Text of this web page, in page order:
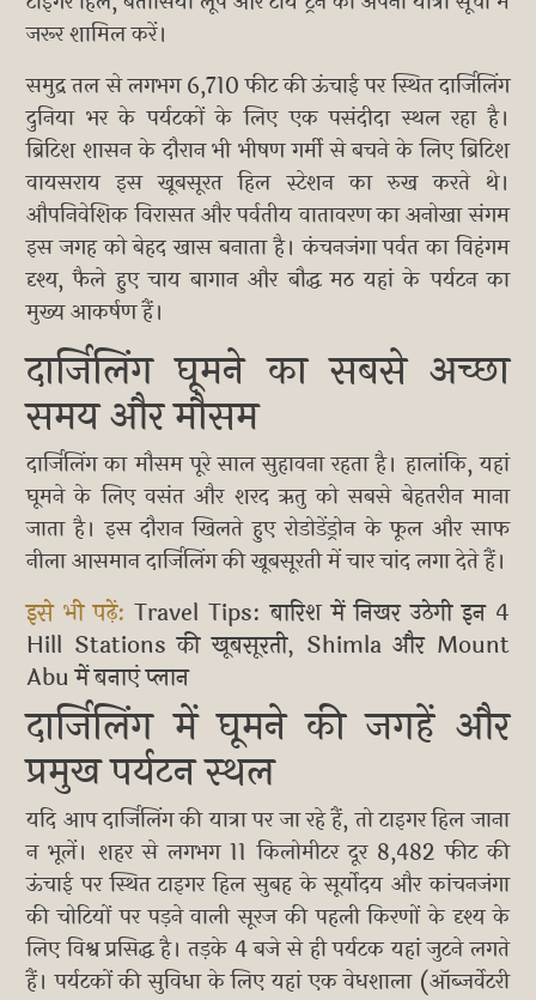
जरूर शामिल करें।
समुद्र तल से लगभग 6,710 फीट की ऊंचाई पर स्थित दार्जिलिंग
दुनिया भर के पर्यटकों के लिए एक पसंदीदा स्थल रहा है।
ब्रिटिश शासन के दौरान भी भीषण गर्मी से बचने के लिए ब्रिटिश
वायसराय इस खूबसूरत हिल स्टेशन का रुख करते थे।
औपनिवेशिक विरासत और पर्वतीय वातावरण का अनोखा संगम
इस जगह को बेहद खास बनाता है। कंचनजंगा पर्वत का विहंगम
दृश्य, फैले हुए चाय बागान और बौद्ध मठ यहां के पर्यटन का
मुख्य आकर्षण हैं।
दार्जिलिंग घूमने का सबसे अच्छा
समय और मौसम
दार्जिलिंग का मौसम पूरे साल सुहावना रहता है। हालांकि, यहां
घूमने के लिए वसंत और शरद ऋतु को सबसे बेहतरीन माना
जाता है। इस दौरान खिलते हुए रोडोडेंड्रोन के फूल और साफ
नीला आसमान दार्जिलिंग की खूबसूरती में चार चांद लगा देते हैं।
इसे भी पढ़ें:Travel Tips: बारिश में निखर उठेगी इन 4
Hill Stations की खूबसूरती, Shimla और Mount
Abu में बनाएं प्लान
दार्जिलिंग में घूमने की जगहें और
प्रमुख पर्यटन स्थल
यदि आप दार्जिलिंग की यात्रा पर जा रहे हैं, तो टाइगर हिल जाना
न भूलें। शहर से लगभग 11 किलोमीटर दूर 8,482 फीट की
ऊंचाई पर स्थित टाइगर हिल सुबह के सूर्योदय और कांचनजंगा
की चोटियों पर पड़ने वाली सूरज की पहली किरणों के दृश्य के
लिए विश्व प्रसिद्ध है। तड़के 4 बजे से ही पर्यटक यहां जुटने लगते
हैं। पर्यटकों की सुविधा के लिए यहां एक वेधशाला (ऑब्जर्वेटरी